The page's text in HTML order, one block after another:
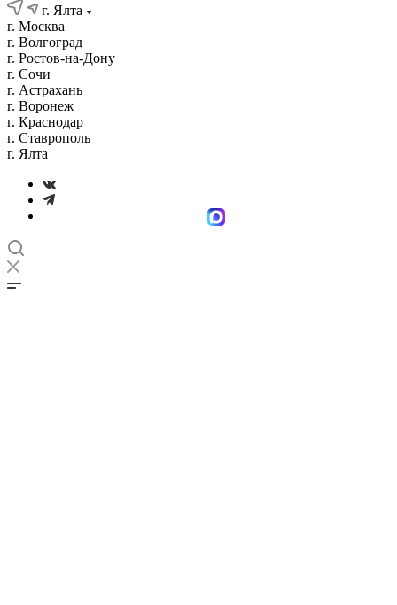
г. Ялта
г. Москва
г. Волгоград
г. Ростов-на-Дону
г. Сочи
г. Астрахань
г. Воронеж
г. Краснодар
г. Ставрополь
г. Ялта